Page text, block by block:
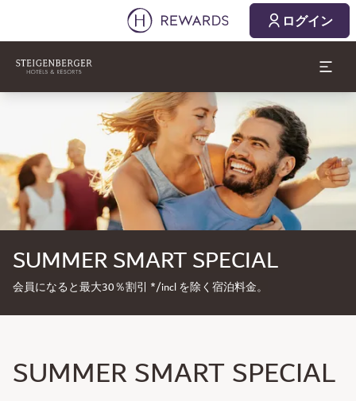
ログイン
SUMMER SMART SPECIAL
会員になると最大30％割引 */incl を除く宿泊料金。
SUMMER SMART SPECIAL